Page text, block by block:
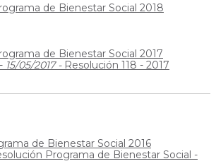
de Bienestar Social 2018
de Bienestar Social 2017
15/05/2017 - Resolución 118 - 2017
de Bienestar Social 2016
Programa de Bienestar Social -